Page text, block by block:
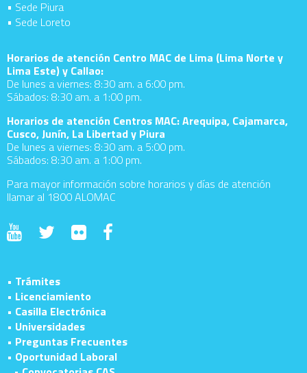
• Sede Piura
• Sede Loreto
Horarios de atención Centro MAC de Lima (Lima Norte y
Lima Este) y Callao:
De lunes a viernes: 8:30 am. a 6:00 pm.
Sábados: 8:30 am. a 1:00 pm.
Horarios de atención Centros MAC: Arequipa, Cajamarca,
Cusco, Junín, La Libertad y Piura
De lunes a viernes: 8:30 am. a 5:00 pm.
Sábados: 8:30 am. a 1:00 pm.
Para mayor información sobre horarios y días de atención
llamar al 1800 ALOMAC
• Trámites
• Licenciamiento
• Casilla Electrónica
• Universidades
• Preguntas Frecuentes
• Oportunidad Laboral